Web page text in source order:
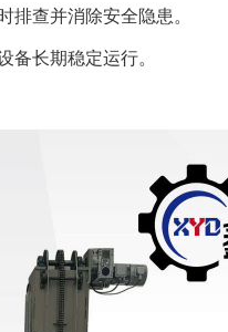
查并消除安全隐患。
长期稳定运行。